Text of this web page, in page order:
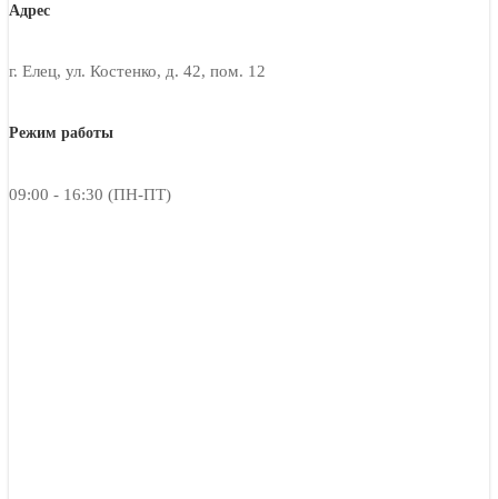
Адрес
г. Елец, ул. Костенко, д. 42, пом. 12
Режим работы
09:00 - 16:30 (ПН-ПТ)